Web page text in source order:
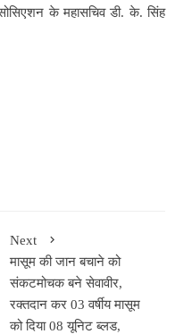
के महासचिव डी. के. सिंह
Next
मासूम की जान बचाने को
संकटमोचक बने सेवावीर,
रक्तदान कर 03 वर्षीय मासूम
को दिया 08 यूनिट ब्लड,